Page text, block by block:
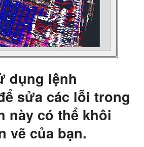
dụng lệnh
sửa các lỗi trong
này có thể khôi
vẽ của bạn.